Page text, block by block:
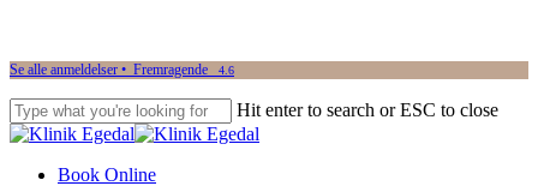
Se alle anmeldelser • Fremragende 4.6
Hit enter to search or ESC to close
Close
Book Online